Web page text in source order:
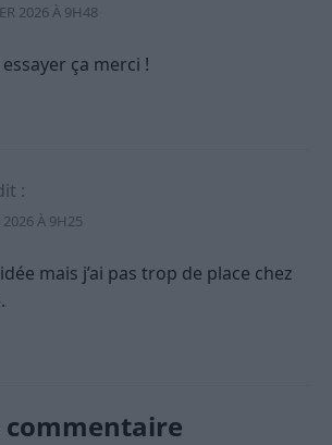
2026 À 9H48
ça merci !
:
2026 À 9H25
mais j’ai pas trop de place chez
commentaire